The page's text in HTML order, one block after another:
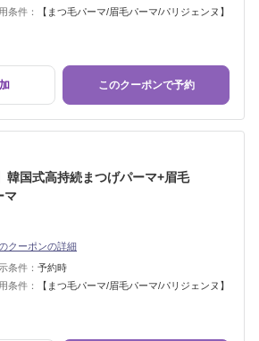
条件：
【まつ毛パーマ/眉毛パーマ/パリジェンヌ】
このクーポンで予約
韓国式高持続まつげパーマ+眉毛
マ
クーポンの詳細
条件： 予約時
条件：
【まつ毛パーマ/眉毛パーマ/パリジェンヌ】